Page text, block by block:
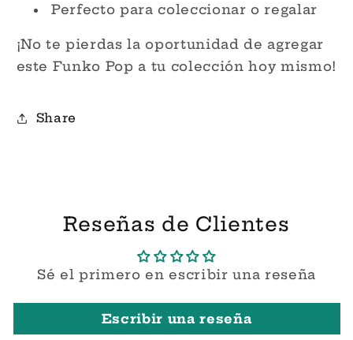
Perfecto para coleccionar o regalar
¡No te pierdas la oportunidad de agregar
este Funko Pop a tu colección hoy mismo!
Share
Reseñas de Clientes
Sé el primero en escribir una reseña
Escribir una reseña